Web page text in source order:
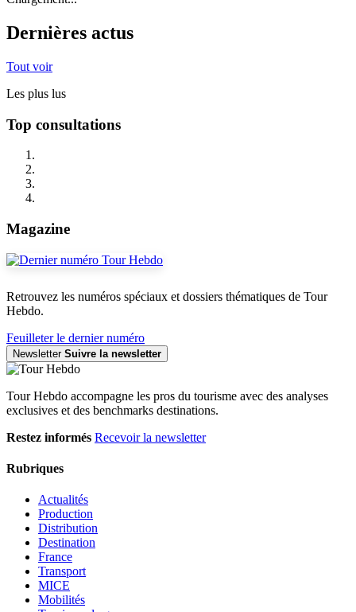
Dernières actus
Tout voir
Les plus lus
Top consultations
Magazine
Retrouvez les numéros spéciaux et dossiers thématiques de Tour
Hebdo.
Feuilleter le dernier numéro
Newsletter Suivre la newsletter
Tour Hebdo accompagne les pros du tourisme avec des analyses
exclusives et des benchmarks destinations.
Restez informés Recevoir la newsletter
Rubriques
Actualités
Production
Distribution
Destination
France
Transport
MICE
Mobilités